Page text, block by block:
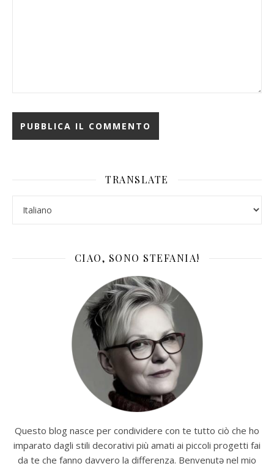
TRANSLATE
CIAO, SONO STEFANIA!
Questo blog nasce per condividere con te tutto ciò che ho
imparato dagli stili decorativi più amati ai piccoli progetti fai
da te che fanno davvero la differenza. Benvenutə nel mio